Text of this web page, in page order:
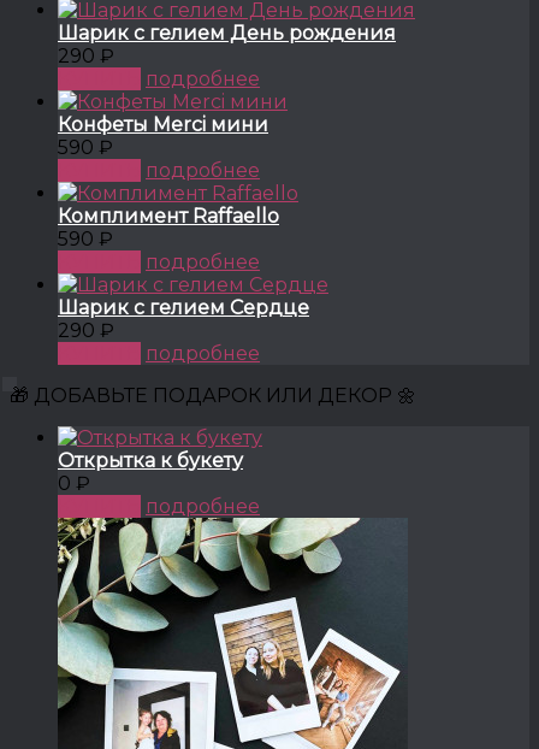
Шарик с гелием День рождения
290 ₽
подробнее
Конфеты Merci мини
590 ₽
подробнее
Комплимент Raffaello
590 ₽
подробнее
Шарик с гелием Сердце
290 ₽
подробнее
🎁 ДОБАВЬТЕ ПОДАРОК ИЛИ ДЕКОР 🌼
Открытка к букету
0 ₽
подробнее